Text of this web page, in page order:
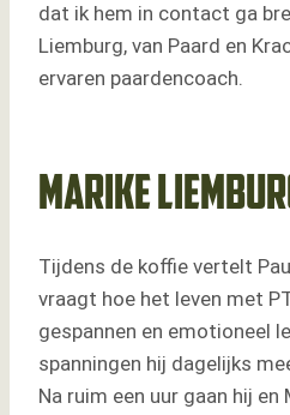
dat ik hem in contact ga
Liemburg, van Paard en
ervaren paardencoach.
Marike
Tijdens de koffie vertelt
vraagt hoe het leven met
gespannen en emotioneel
spanningen hij dagelijks
Na ruim een uur gaan hij en